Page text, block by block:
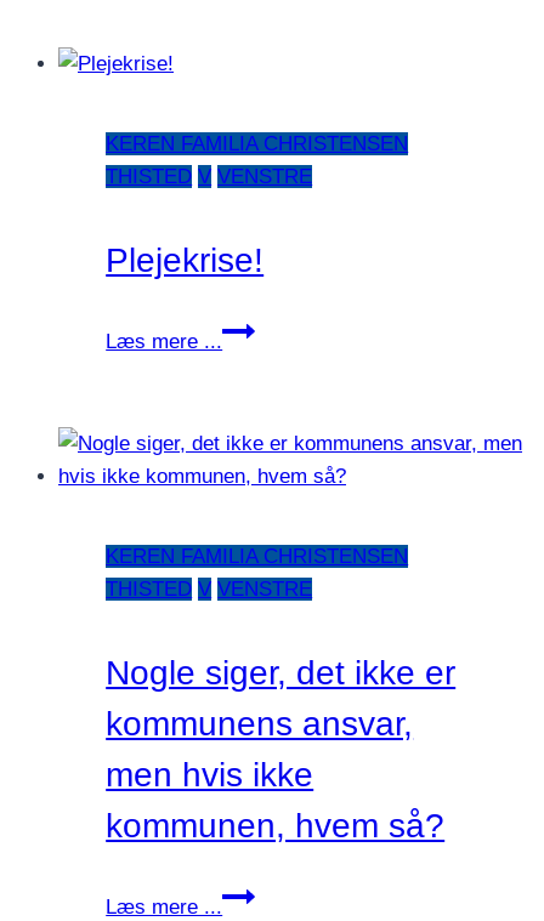
KEREN FAMILIA CHRISTENSEN
THISTED V VENSTRE
Plejekrise!
Læs mere ...
Plejekrise!
KEREN FAMILIA CHRISTENSEN
THISTED V VENSTRE
Nogle siger, det ikke er
kommunens ansvar,
men hvis ikke
kommunen, hvem så?
Læs mere ...
Nogle